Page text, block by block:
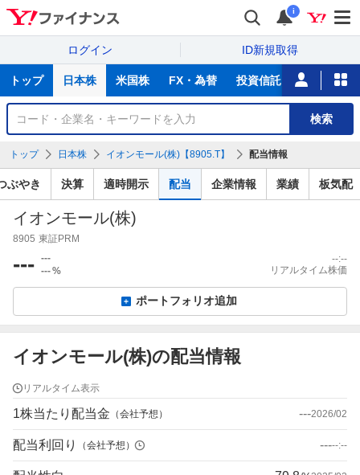
i
ログイン ID新規取得
サ
トップ 日本株 米国株 FX・為替 投資信託 ニュース
銘
検
索
検索
トップ 日本株 イオンモール(株)【8905.T】 配当情報
ぶやき 決算 適時開示 配当 企業情報 業績 板気配
イオンモール(株)
8905 東証PRM
--- ---
---%
--:--
リアルタイム株価
ポートフォリオ追加
イオンモール(株)の配当情報
リアルタイム表示
1株当たり配当金 （会社予想） ---2026/02
配当利回り （会社予想） -----:--